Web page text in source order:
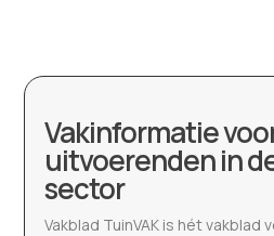
Vakinformatie
uitvoerenden in
sector
Vakblad TuinVAK is hét